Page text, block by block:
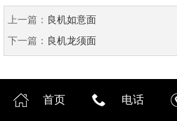
上一篇： 良机如意面
下一篇： 良机龙须面
首页 电话